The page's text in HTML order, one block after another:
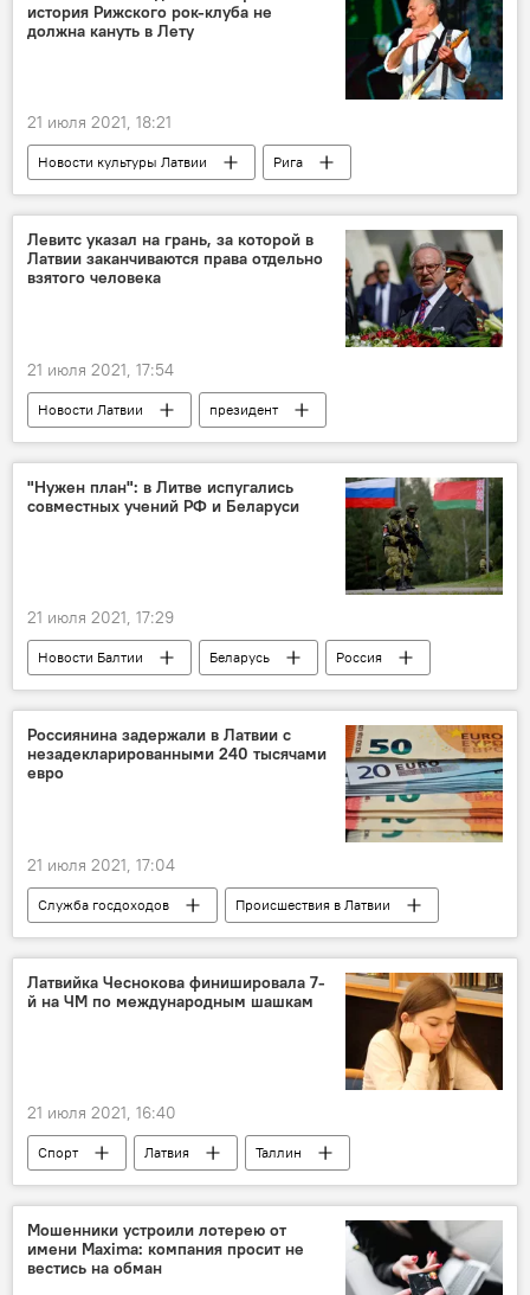
история Рижского рок-клуба не
должна кануть в Лету
21 июля 2021, 18:21
Новости культуры Латвии
Рига
музыка
Левитс указал на грань, за которой в
Латвии заканчиваются права отдельно
взятого человека
21 июля 2021, 17:54
Новости Латвии
президент
обязательная вакцинация
Эгилс Левитс
"Нужен план": в Литве испугались
совместных учений РФ и Беларуси
21 июля 2021, 17:29
Новости Балтии Беларусь
Россия
Литва
МИД Литвы
военные учения
Габриэлюс Ландсбергис
Россиянина задержали в Латвии с
незадекларированными 240 тысячами
евро
21 июля 2021, 17:04
Служба госдоходов Происшествия в Латвии
Латвийка Чеснокова финишировала 7-
й на ЧМ по международным шашкам
21 июля 2021, 16:40
Спорт Латвия Таллин
Мошенники устроили лотерею от
имени Maxima: компания просит не
вестись на обман